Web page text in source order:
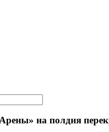
на полдня